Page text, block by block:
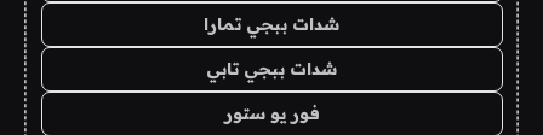
شدات ببجي تمارا
شدات ببجي تابي
فور يو ستور